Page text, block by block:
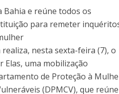
Bahia e reúne todos os
para remeter
realiza, nesta sexta-feira (7), o
Elas, uma mobilização
de Proteção à
(DPMCV), que reúne